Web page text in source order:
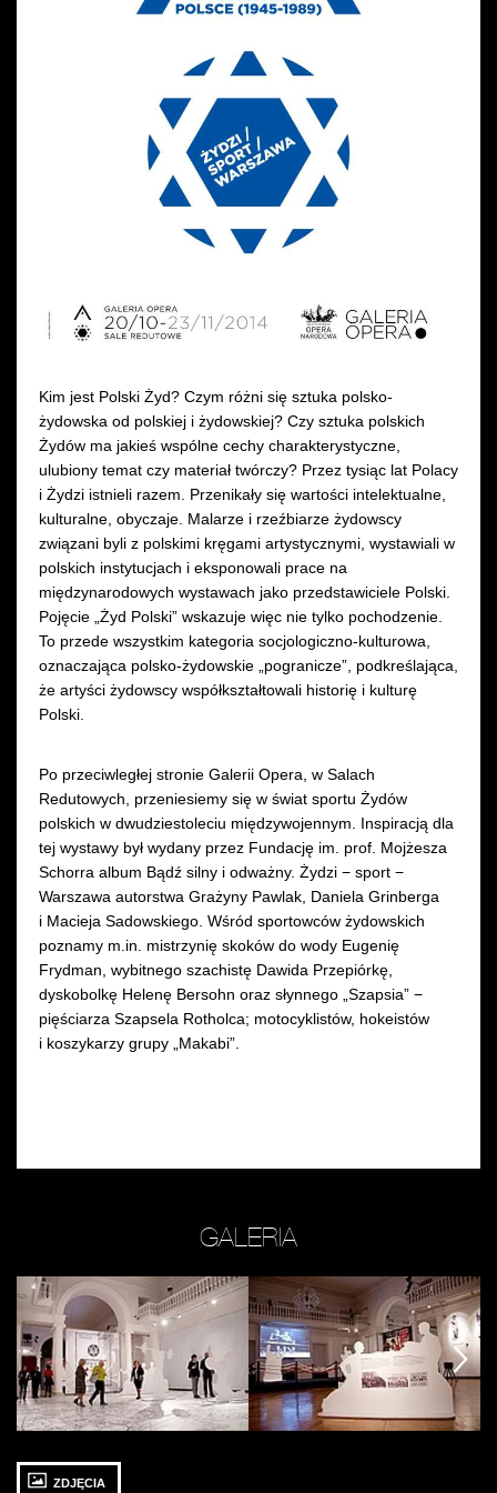
Fundusze unijne
Dotacje celowe
Kim jest Polski Żyd? Czym różni się sztuka polsko-
żydowska od polskiej i żydowskiej? Czy sztuka polskich
Żydów ma jakieś wspólne cechy charakterystyczne,
ulubiony temat czy materiał twórczy? Przez tysiąc lat Polacy
i Żydzi istnieli razem. Przenikały się wartości intelektualne,
kulturalne, obyczaje. Malarze i rzeźbiarze żydowscy
związani byli z polskimi kręgami artystycznymi, wystawiali w
polskich instytucjach i eksponowali prace na
międzynarodowych wystawach jako przedstawiciele Polski.
Pojęcie „Żyd Polski” wskazuje więc nie tylko pochodzenie.
To przede wszystkim kategoria socjologiczno-kulturowa,
oznaczająca polsko-żydowskie „pogranicze”, podkreślająca,
że artyści żydowscy współkształtowali historię i kulturę
Polski.
Po przeciwległej stronie Galerii Opera, w Salach
Redutowych, przeniesiemy się w świat sportu Żydów
polskich w dwudziestoleciu międzywojennym. Inspiracją dla
tej wystawy był wydany przez Fundację im. prof. Mojżesza
Schorra album Bądź silny i odważny. Żydzi − sport −
Warszawa autorstwa Grażyny Pawlak, Daniela Grinberga
i Macieja Sadowskiego. Wśród sportowców żydowskich
poznamy m.in. mistrzynię skoków do wody Eugenię
Frydman, wybitnego szachistę Dawida Przepiórkę,
dyskobolkę Helenę Bersohn oraz słynnego „Szapsia” −
pięściarza Szapsela Rotholca; motocyklistów, hokeistów
i koszykarzy grupy „Makabi”.
GALERIA
następny
następny
Zobacz
zdjęcie:
fot.
Jarosław
Mazurek
Zobacz
zdjęcie:
fot.
Jarosław
Mazurek
następny
ZDJĘCIA